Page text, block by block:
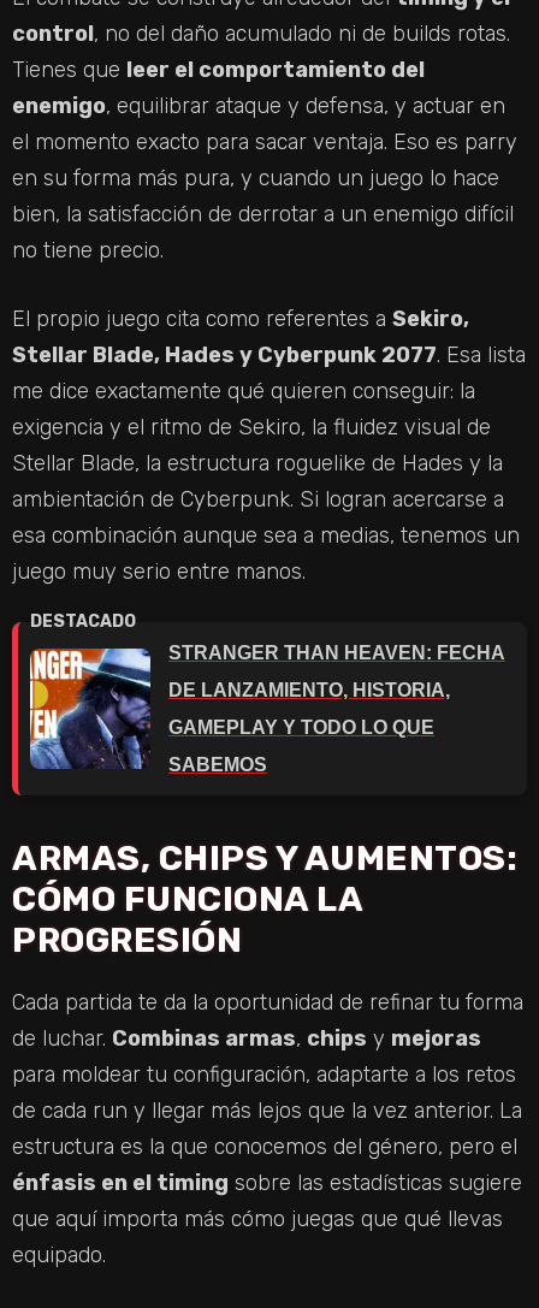
control, no del daño acumulado ni de builds rotas.
Tienes que leer el comportamiento del
enemigo, equilibrar ataque y defensa, y actuar en
el momento exacto para sacar ventaja. Eso es parry
en su forma más pura, y cuando un juego lo hace
bien, la satisfacción de derrotar a un enemigo difícil
no tiene precio.
El propio juego cita como referentes a Sekiro,
Stellar Blade, Hades y Cyberpunk 2077. Esa lista
me dice exactamente qué quieren conseguir: la
exigencia y el ritmo de Sekiro, la fluidez visual de
Stellar Blade, la estructura roguelike de Hades y la
ambientación de Cyberpunk. Si logran acercarse a
esa combinación aunque sea a medias, tenemos un
juego muy serio entre manos.
STRANGER THAN HEAVEN: FECHA
DE LANZAMIENTO, HISTORIA,
GAMEPLAY Y TODO LO QUE
SABEMOS
ARMAS, CHIPS Y AUMENTOS:
CÓMO FUNCIONA LA
PROGRESIÓN
Cada partida te da la oportunidad de refinar tu forma
de luchar. Combinas armas, chips y mejoras
para moldear tu configuración, adaptarte a los retos
de cada run y llegar más lejos que la vez anterior. La
estructura es la que conocemos del género, pero el
énfasis en el timing sobre las estadísticas sugiere
que aquí importa más cómo juegas que qué llevas
equipado.